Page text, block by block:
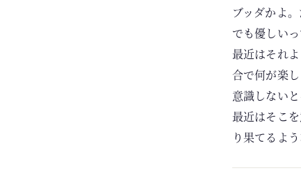
ブッダかよ
でも優しい
最近はそれ
合で何が楽
意識しない
最近はそこ
り果てるよ